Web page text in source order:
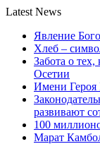
Latest News
Явление
Хлеб –
Забота о
Осетии
Имени Героя
развивают
100
Марат